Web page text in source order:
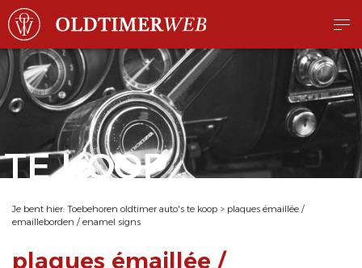
TE KOOP
Je bent hier: Toebehoren oldtimer auto's te koop > plaques émaillée /
emailleborden / enamel signs
plaques émaillée /